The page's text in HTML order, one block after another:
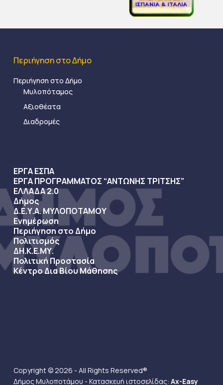
Περιήγηση στο Δήμο
Περιήγηση στο Δήμο
Μυλοπόταμος
Αξιοθέατα
Διαδρομές
ΕΡΓΑ ΕΣΠΑ
ΕΡΓΑ ΠΡΟΓΡΑΜΜΑΤΟΣ “ΑΝΤΩΝΗΣ ΤΡΙΤΣΗΣ”
ΕΛΛΑΔΑ 2.0
Δήμος
Δ.Ε.Υ.Α. ΜΥΛΟΠΟΤΑΜΟΥ
Ενημέρωση
Περιήγηση στο Δήμο
Πολιτισμός
ΔΗ.Κ.Ε.ΜΥ.
Πολιτική Προστασία
Κέντρο Δια Βίου Μάθησης
Copyright © 2026 - All Rights Reserved®
Δήμος Μυλοποτάμου - Κατασκευή ιστοσελίδας: Ax-Easy